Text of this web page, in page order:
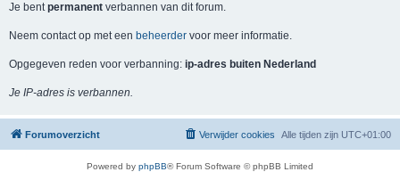
Je bentpermanent verbannen van dit forum.
Neem contact op met een beheerder voor meer informatie.
Opgegeven reden voor verbanning: ip-adres buiten Nederland
Je IP-adres is verbannen.
Forumoverzicht Alle tijden zijn UTC+01:00
Verwijder cookies
Powered by phpBB® Forum Software © phpBB Limited